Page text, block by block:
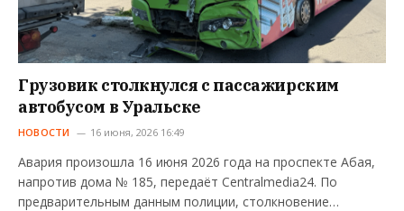
Грузовик столкнулся с пассажирским
автобусом в Уральске
НОВОСТИ 16 июня, 2026 16:49
Авария произошла 16 июня 2026 года на проспекте Абая,
напротив дома № 185, передаёт Centralmedia24. По
предварительным данным полиции, столкновение…